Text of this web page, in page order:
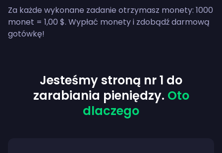
Za każde wykonane zadanie otrzymasz monety: 1000
monet = 1,00 $. Wypłać monety i zdobądź darmową
gotówkę!
Jesteśmy stroną nr 1 do
zarabiania pieniędzy. Oto
dlaczego